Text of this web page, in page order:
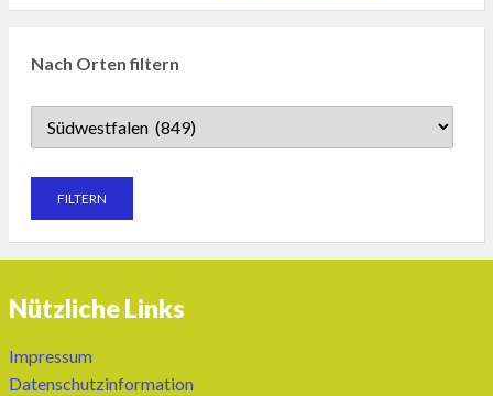
Nach Orten filtern
Nützliche Links
Impressum
Datenschutzinformation